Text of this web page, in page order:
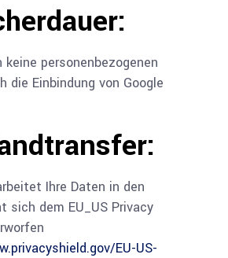
keine personenbezogenen
die Einbindung von Google
Ihre Daten in den
sich dem EU_US Privacy
EU-US-